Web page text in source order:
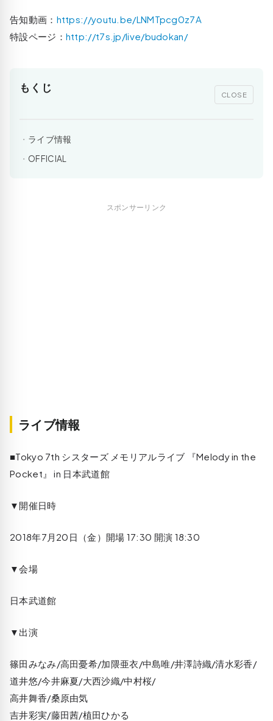
告知動画： https://youtu.be/LNMTpcg0z7A
特設ページ： http://t7s.jp/live/budokan/
もくじ
CLOSE
ライブ情報
OFFICIAL
スポンサーリンク
ライブ情報
■Tokyo 7th シスターズ メモリアルライブ 『Melody in the
Pocket』 in 日本武道館
▼開催日時
2018年7月20日（金）開場 17:30 開演 18:30
▼会場
日本武道館
▼出演
篠田みなみ/高田憂希/加隈亜衣/中島唯/井澤詩織/清水彩香/
道井悠/今井麻夏/大西沙織/中村桜/
高井舞香/桑原由気
吉井彩実/藤田茜/植田ひかる